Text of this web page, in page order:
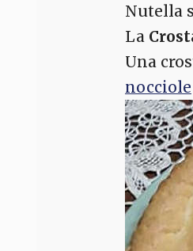
Nutella
La
Una
nocciole